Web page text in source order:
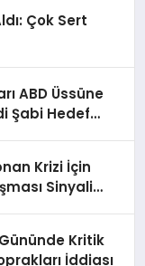
Çok Sert
ABD Üssüne
Şabi Hedef
Krizi İçin
Sinyali
Kritik
İddiası